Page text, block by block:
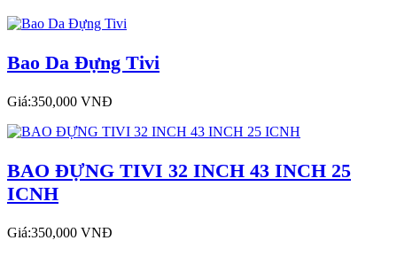
Bao Da Đựng Tivi
Giá:350,000 VNĐ
BAO ĐỰNG TIVI 32 INCH 43 INCH 25
ICNH
Giá:350,000 VNĐ